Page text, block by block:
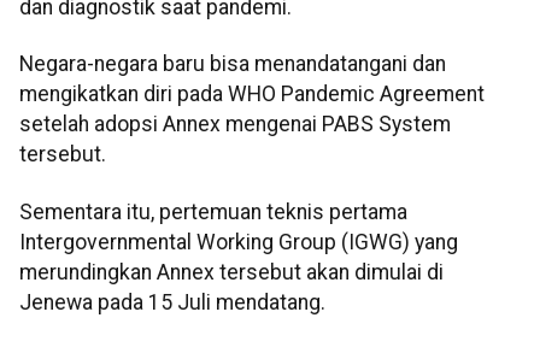
dan diagnostik saat pandemi.
Negara-negara baru bisa menandatangani dan
mengikatkan diri pada WHO Pandemic Agreement
setelah adopsi Annex mengenai PABS System
tersebut.
Sementara itu, pertemuan teknis pertama
Intergovernmental Working Group (IGWG) yang
merundingkan Annex tersebut akan dimulai di
Jenewa pada 15 Juli mendatang.